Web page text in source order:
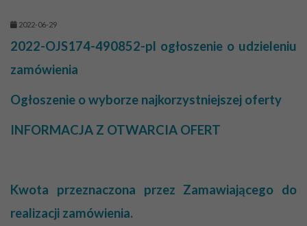
2022-06-29
2022-OJS174-490852-pl ogłoszenie o udzieleniu
zamówienia
Ogłoszenie o wyborze najkorzystniejszej oferty
INFORMACJA Z OTWARCIA OFERT
Kwota przeznaczona przez Zamawiającego do
realizacji zamówienia.